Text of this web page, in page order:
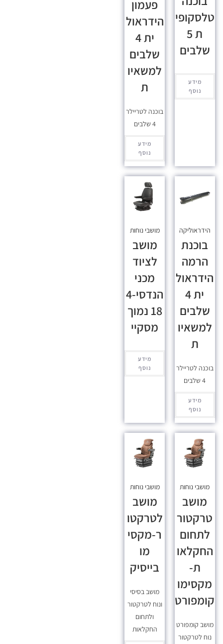
טלסקופי
ת 5
שלבים
מידע
נוסף
פעמון
הידראול
ית 4
שלבים
למשאיו
ת
בוכנה לטריילר
מידע
נוסף
הידראוליקה
בוכנת
הרמה
הידראול
ית 4
שלבים
למשאיו
ת
בוכנה לטריילר
מידע
נוסף
מושבי נוחות
מושב
לציוד
מכני
הנדסי-4
18 נמוך
מסקיי
מידע
נוסף
מושבי נוחות
מושב
טרקטור
לתחום
החקלאו
ת-
מקסימו
קומפורט
מושב קומפורט
נוח לטרקטור
מושבי נוחות
מושב
לטרקטו
ר-מקסי
מו
בייסיק
מושב בסיסי
ונוח לטרקטור
ולתחום
החקלאות